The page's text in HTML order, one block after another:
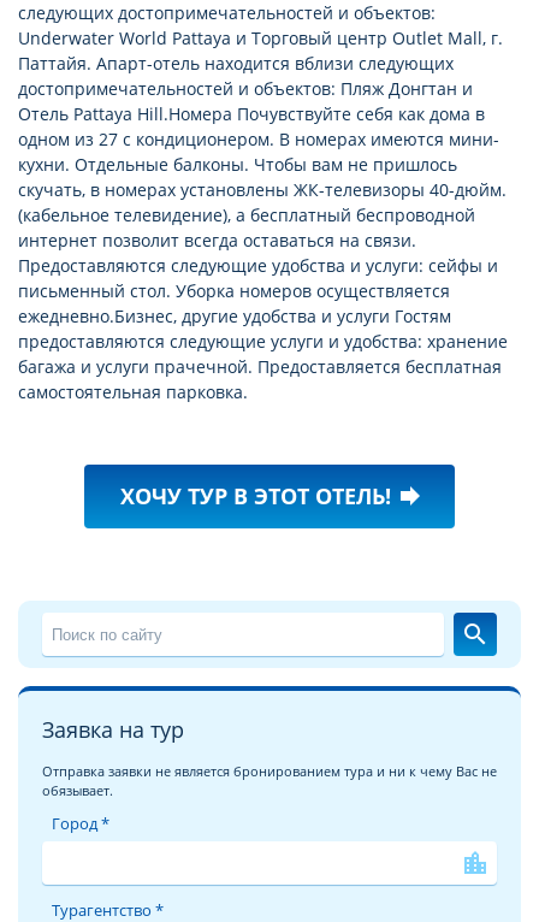
следующих достопримечательностей и объектов:
Underwater World Pattaya и Торговый центр Outlet Mall, г.
Паттайя. Апарт-отель находится вблизи следующих
достопримечательностей и объектов: Пляж Донгтан и
Отель Pattaya Hill.Номера Почувствуйте себя как дома в
одном из 27 с кондиционером. В номерах имеются мини-
кухни. Отдельные балконы. Чтобы вам не пришлось
скучать, в номерах установлены ЖК-телевизоры 40-дюйм.
(кабельное телевидение), а бесплатный беспроводной
интернет позволит всегда оставаться на связи.
Предоставляются следующие удобства и услуги: сейфы и
письменный стол. Уборка номеров осуществляется
ежедневно.Бизнес, другие удобства и услуги Гостям
предоставляются следующие услуги и удобства: хранение
багажа и услуги прачечной. Предоставляется бесплатная
самостоятельная парковка.
ХОЧУ ТУР В ЭТОТ ОТЕЛЬ! forward
search
Заявка на тур
Отправка заявки не является бронированием тура и ни к чему Вас не
обязывает.
Город *
location_city
Турагентство *